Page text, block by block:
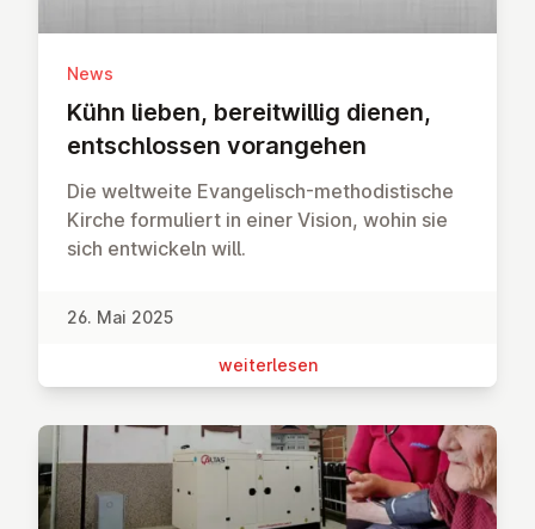
News
Kühn lieben, be­reit­wil­lig dienen,
ent­schlos­sen vor­an­ge­hen
Die weltweite Evangelisch-methodistische
Kirche formuliert in einer Vision, wohin sie
sich entwickeln will.
26. Mai 2025
wei­ter­le­sen